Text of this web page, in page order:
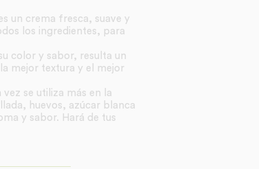
un crema fresca, suave y
los ingredientes, para
color y sabor, resulta un
mejor textura y el mejor
se utiliza más en la
huevos, azúcar blanca
y sabor. Hará de tus